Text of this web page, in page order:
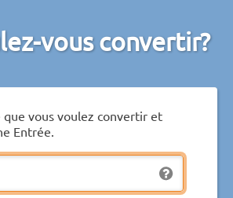
vous convertir?
que vous voulez convertir et
Entrée.